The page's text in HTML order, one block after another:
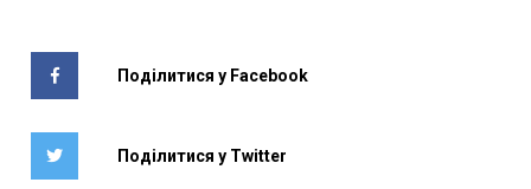
Поділитися у Facebook
Поділитися у Twitter